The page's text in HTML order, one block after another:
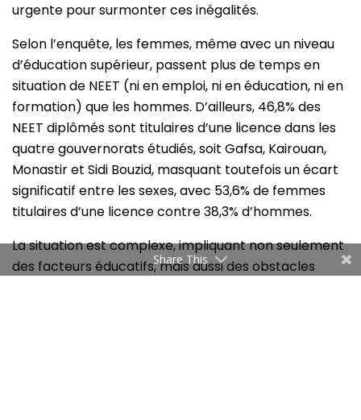
urgente pour surmonter ces inégalités.
Selon l’enquête, les femmes, même avec un niveau
d’éducation supérieur, passent plus de temps en
situation de NEET (ni en emploi, ni en éducation, ni en
formation) que les hommes. D’ailleurs, 46,8% des
NEET diplômés sont titulaires d’une licence dans les
quatre gouvernorats étudiés, soit Gafsa, Kairouan,
Monastir et Sidi Bouzid, masquant toutefois un écart
significatif entre les sexes, avec 53,6% de femmes
titulaires d’une licence contre 38,3% d’hommes.
La situation est complexe, impliquant non seulement
des facteurs éducatifs, mais aussi des obstacles
Share This